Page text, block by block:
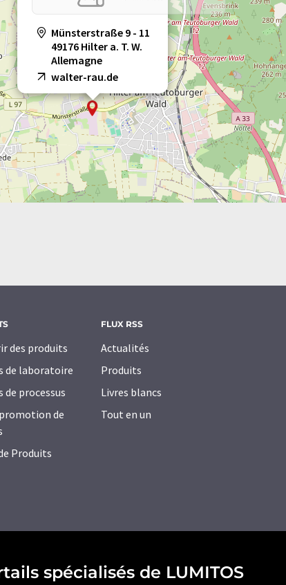
Münsterstraße 9 - 11
49176 Hilter a. T. W.
Allemagne
walter-rau.de
des produits
de laboratoire
de processus
de
Produits
FLUX RSS
Actualités
Produits
Livres blancs
Tout en un
spécialisés de LUMITOS